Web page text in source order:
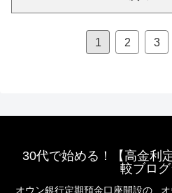
1 2 3
30代で始める！【高金利
較ブロ
オウン銀行定期預金口座開設の